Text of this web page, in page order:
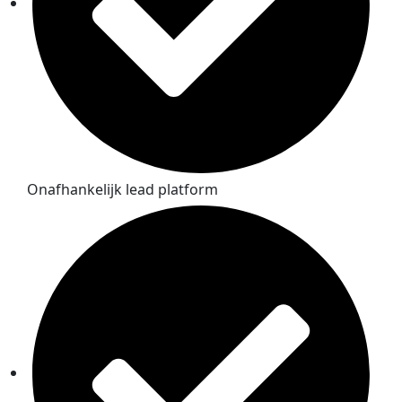
Onafhankelijk lead platform